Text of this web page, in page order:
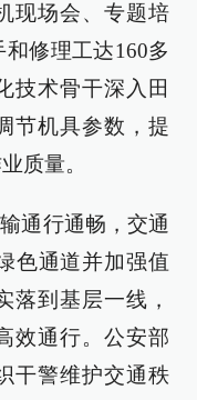
现场会、专题培
修理工达160多
技术骨干深入田
节机具参数，提
质量。
通行通畅，交通
色通道并加强值
落到基层一线，
效通行。公安部
干警维护交通秩